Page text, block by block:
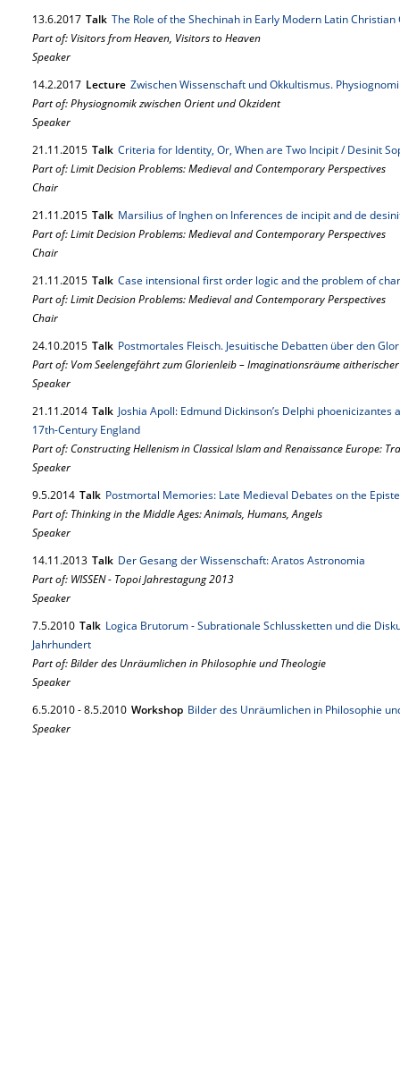
13.6.2017 Talk The Role of the Shechinah in Early Modern Latin Christian
Part of: Visitors from Heaven, Visitors to Heaven
Speaker
14.2.2017 Lecture Zwischen Wissenschaft und Okkultismus.
Part of: Physiognomik zwischen Orient und Okzident
Speaker
21.11.2015 Talk Criteria for Identity, Or, When are Two Incipit / Desinit
Part of: Limit Decision Problems: Medieval and Contemporary Perspectives
Chair
21.11.2015 Talk Marsilius of Inghen on Inferences de incipit and de
Part of: Limit Decision Problems: Medieval and Contemporary Perspectives
Chair
21.11.2015 Talk Case intensional first order logic and the problem of
Part of: Limit Decision Problems: Medieval and Contemporary Perspectives
Chair
24.10.2015 Talk Postmortales Fleisch. Jesuitische Debatten über den
Part of: Vom Seelengefährt zum Glorienleib – Imaginationsräume
Speaker
21.11.2014 Talk Joshia Apoll: Edmund Dickinson’s Delphi
17th-Century England
Part of: Constructing Hellenism in Classical Islam and Renaissance Europe:
Speaker
9.5.2014 Talk Postmortal Memories: Late Medieval Debates on the
Part of: Thinking in the Middle Ages: Animals, Humans, Angels
Speaker
14.11.2013 Talk Der Gesang der Wissenschaft: Aratos Astronomia
Part of: WISSEN - Topoi Jahrestagung 2013
Speaker
7.5.2010 Talk Logica Brutorum - Subrationale Schlussketten und die
Jahrhundert
Part of: Bilder des Unräumlichen in Philosophie und Theologie
Speaker
6.5.2010-8.5.2010 Workshop Bilder des Unräumlichen in Philosophie
Speaker